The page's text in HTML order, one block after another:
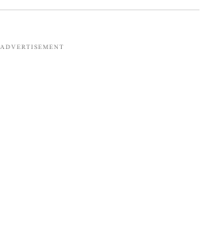
ADVERTISEMENT